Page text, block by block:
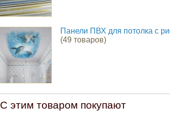
Панели ПВХ для потолка с
(49 товаров)
С этим товаром покупают